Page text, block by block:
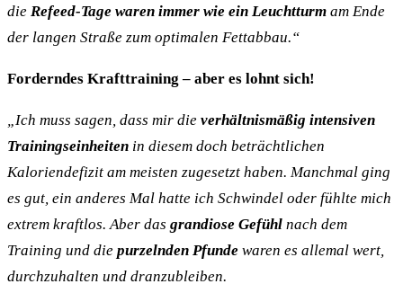
die Refeed-Tage waren immer wie ein Leuchtturm am Ende
der langen Straße zum optimalen Fettabbau.“
Forderndes Krafttraining – aber es lohnt sich!
„Ich muss sagen, dass mir die verhältnismäßig intensiven
Trainingseinheiten in diesem doch beträchtlichen
Kaloriendefizit am meisten zugesetzt haben. Manchmal ging
es gut, ein anderes Mal hatte ich Schwindel oder fühlte mich
extrem kraftlos. Aber das grandiose Gefühl nach dem
Training und die purzelnden Pfunde waren es allemal wert,
durchzuhalten und dranzubleiben.